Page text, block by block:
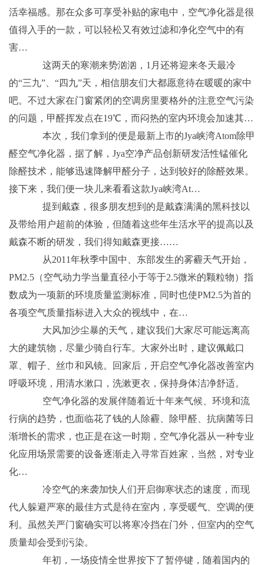
活幸福感。那在众多可享受补贴的家电中，空气净化器是很
值得入手的一款，可以轻松又有效过滤和净化空气中的有
害…
这两天的寒潮来势汹汹，1月还将迎来冬天最冷
的“三九”、“四九”天，相信朋友们大都愿意待在暖暖的家中
吧。不过大家在门窗紧闭的空调房里要格外的注意空气污染
的问题，甲醛挥发点在19℃，而闷热的室内环境会加速其…
本次，我们拿到的便是最新上市的Jya峡湾Atom除甲
醛空气净化器，据了解，Jya空净产品创新研发活性锰催化
除醛技术，能够迅速降解甲醛分子，达到较好的除醛效果。
接下来，我们便一块儿来看看这款Jya峡湾At…
提到戴森，很多朋友想到的是戴森满满的黑科技以
及带给用户超前的体验，但随着这些年生活水平的提高以及
戴森不断的研发，我们得知戴森更接……
从2011年秋季中国中、东部发生的雾霾天气开始，
PM2.5（空气动力学当量直径小于等于2.5微米的颗粒物）指
数成为一项新的环境质量监测标准，同时也使PM2.5为首的
各项空气质量指标进入大众的视线中，在…
大风加沙尘暴的天气，建议我们大家尽可能远离高
大的建筑物，尽量少骑自行车。大家外出时，建议佩戴口
罩、帽子、丝巾和风镜。回家后，开启空气净化器改善室内
呼吸环境，用清水漱口，洗漱更衣，保持身体洁净舒适。
空气净化器的发展伴随着近十年来气候、环境和流
行病的趋势，也面临花了钱的人除霾、除甲醛、抗病菌等日
渐增长的需求，也正是在这一时期，空气净化器从一种专业
化应用场景需要的设备逐渐走入寻常百姓家，当然，对专业
化…
冷空气的来袭加快人们开启御寒状态的速度，而现
代人躲避严寒的最佳方式是待在室内，享受暖气、空调的便
利。虽然关严门窗确实可以将寒冷挡在门外，但室内的空气
质量却会受到污染。
年初，一场疫情全世界按下了暂停键，随着国内的